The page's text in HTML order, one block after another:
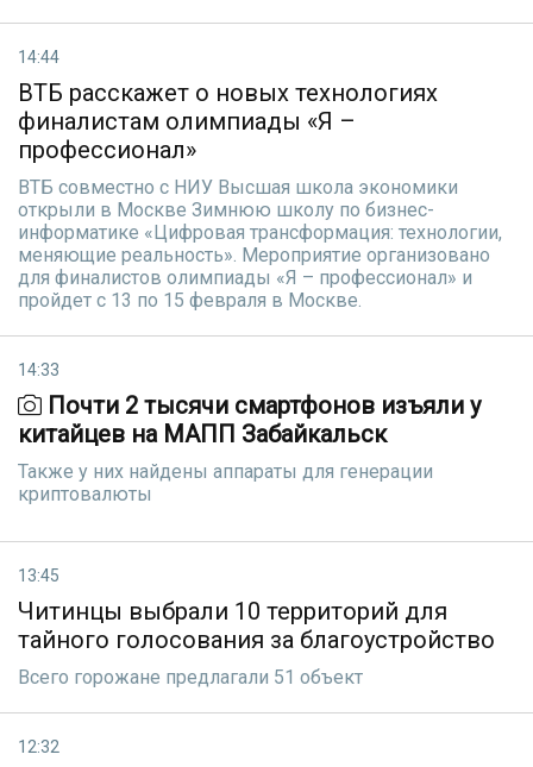
14:44
ВТБ расскажет о новых технологиях
финалистам олимпиады «Я –
профессионал»
ВТБ совместно с НИУ Высшая школа экономики
открыли в Москве Зимнюю школу по бизнес-
информатике «Цифровая трансформация: технологии,
меняющие реальность». Мероприятие организовано
для финалистов олимпиады «Я – профессионал» и
пройдет с 13 по 15 февраля в Москве.
14:33
Почти 2 тысячи смартфонов изъяли у
китайцев на МАПП Забайкальск
Также у них найдены аппараты для генерации
криптовалюты
13:45
Читинцы выбрали 10 территорий для
тайного голосования за благоустройство
Всего горожане предлагали 51 объект
12:32